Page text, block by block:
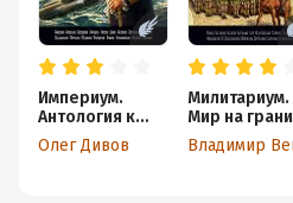
Империум.
Антология к
400-летию
Дома
Олег Дивов
Милитариум.
Мир на грани